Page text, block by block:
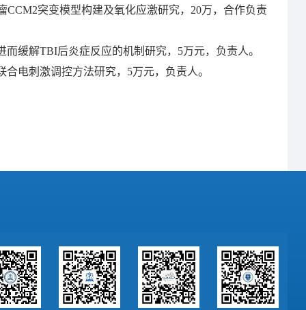
CCM2突变模型构建及氧化应激研究，20万，合作负责
而缓解TBI后炎症反应的机制研究，5万元，负责人。
合电刺激调控方法研究，5万元，负责人。